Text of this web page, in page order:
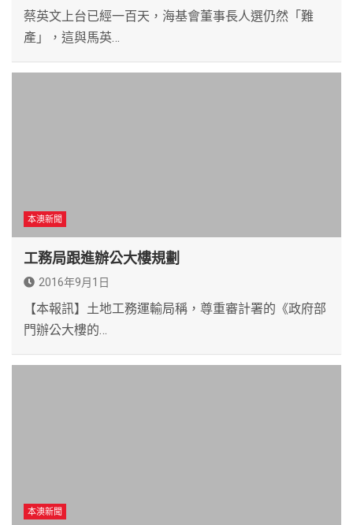
蔡英文上台已經一百天，海基會董事長人選仍然「難
產」，這與馬英…
本澳新聞
工務局跟進辦公大樓規劃
2016年9月1日
【本報訊】土地工務運輸局稱，尊重審計署的《政府部
門辦公大樓的…
本澳新聞